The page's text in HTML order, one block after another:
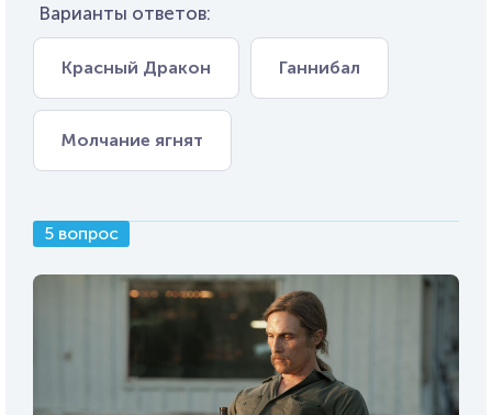
Варианты ответов:
Красный Дракон Ганнибал
Молчание ягнят
5 вопрос